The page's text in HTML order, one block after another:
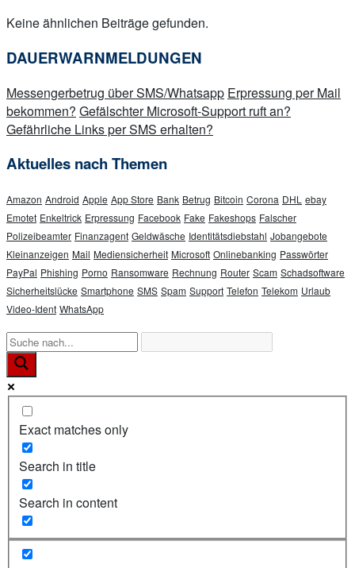
Keine ähnlichen Beiträge gefunden.
DAUERWARNMELDUNGEN
Messengerbetrug über SMS/Whatsapp Erpressung per Mail
bekommen? Gefälschter Microsoft-Support ruft an?
Gefährliche Links per SMS erhalten?
Aktuelles nach Themen
Amazon Android Apple App Store Bank Betrug Bitcoin Corona DHL ebay
Emotet Enkeltrick Erpressung Facebook Fake Fakeshops Falscher
Polizeibeamter Finanzagent Geldwäsche Identitätsdiebstahl Jobangebote
Kleinanzeigen Mail Mediensicherheit Microsoft Onlinebanking Passwörter
PayPal Phishing Porno Ransomware Rechnung Router Scam Schadsoftware
Sicherheitslücke Smartphone SMS Spam Support Telefon Telekom Urlaub
Video-Ident WhatsApp
Exact matches only
Search in title
Search in content